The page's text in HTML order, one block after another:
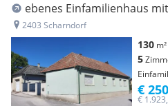
ebenes Einfamilienhaus
2403 Scharndorf
130 m²
5
€
€